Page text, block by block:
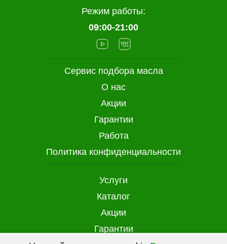
Услуги
Каталог
Акции
Гарантии
Сервис подбора масла
О нас
Акции
Гарантии
Работа
Политика конфиденциальности
Режим работы:
09:00-21:00